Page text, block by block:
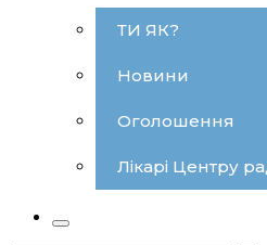
ТИ ЯК?
Новини
Оголошення
Лікарі Центру